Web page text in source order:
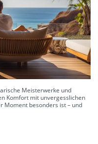
Meisterwerke und
Komfort mit unvergesslichen
Moment besonders ist – und